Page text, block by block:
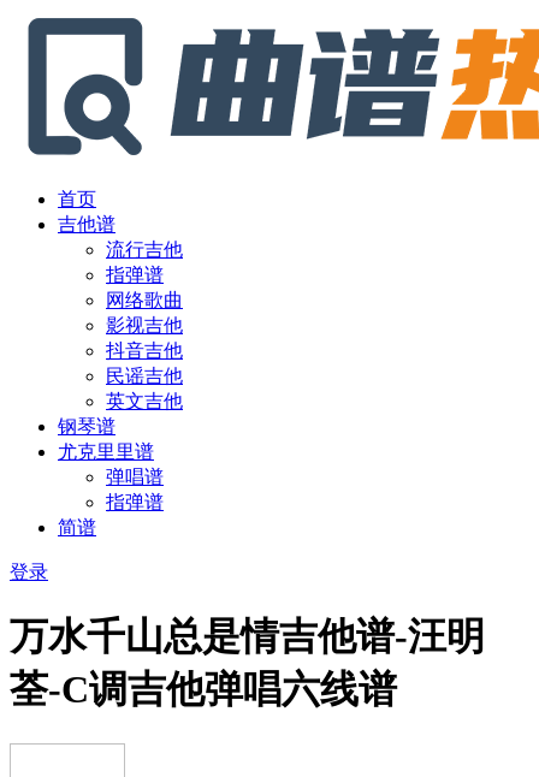
首页
吉他谱
流行吉他
指弹谱
网络歌曲
影视吉他
抖音吉他
民谣吉他
英文吉他
钢琴谱
尤克里里谱
弹唱谱
指弹谱
简谱
登录
万水千山总是情吉他谱-汪明
荃-C调吉他弹唱六线谱